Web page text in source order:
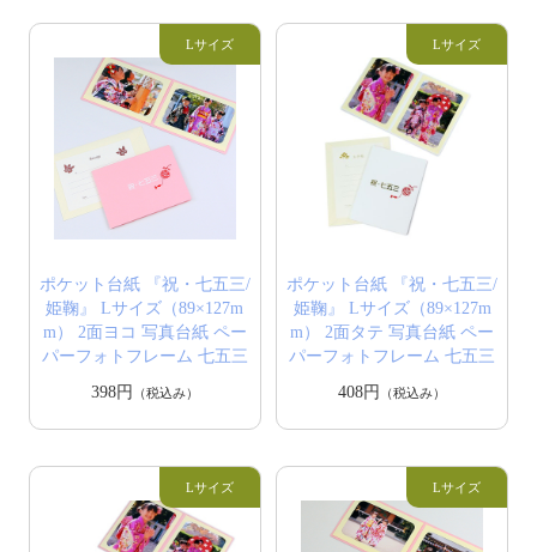
ポケット台紙 『祝・七五三/
姫鞠』 Lサイズ（89×127m
m） 2面ヨコ 写真台紙 ペー
パーフォトフレーム 七五三
398円
（税込み）
ポケット台紙 『祝・七五三/
姫鞠』 Lサイズ（89×127m
m） 2面タテ 写真台紙 ペー
パーフォトフレーム 七五三
408円
（税込み）